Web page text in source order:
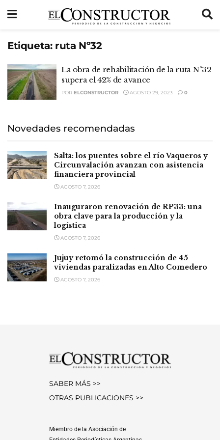
Etiqueta: ruta Nº32
La obra de rehabilitación de la ruta Nº32
supera el 42% de avance
POR ELCONSTRUCTOR AGOSTO 29, 2023 0
Novedades recomendadas
Salta: los puentes sobre el río Vaqueros y
Circunvalación avanzan con asistencia
financiera provincial
AGOSTO 7, 2026
Inauguraron renovación de RP33: una
obra clave para la producción y la
logística
AGOSTO 7, 2026
Jujuy retomó la construcción de 45
viviendas paralizadas en Alto Comedero
AGOSTO 7, 2026
SABER MÁS >>
OTRAS PUBLICACIONES >>
Miembro de la Asociación de